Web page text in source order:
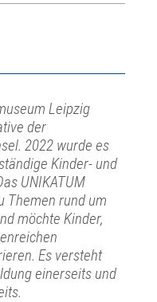
Leipzig
der
2022 wurde es
Kinder- und
UNIKATUM
Themen rund um
möchte Kinder,
Es versteht
einerseits und